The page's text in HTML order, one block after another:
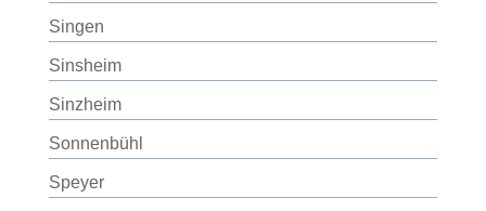
Singen
Sinsheim
Sinzheim
Sonnenbühl
Speyer